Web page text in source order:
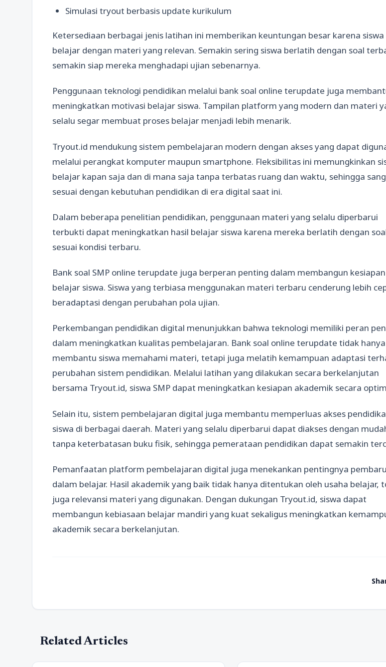
Simulasi tryout berbasis update kurikulum
Ketersediaan berbagai jenis latihan ini memberikan keuntungan besar karena siswa
belajar dengan materi yang relevan. Semakin sering siswa berlatih dengan soal
semakin siap mereka menghadapi ujian sebenarnya.
Penggunaan teknologi pendidikan melalui bank soal online terupdate juga
meningkatkan motivasi belajar siswa. Tampilan platform yang modern dan materi
selalu segar membuat proses belajar menjadi lebih menarik.
Tryout.id mendukung sistem pembelajaran modern dengan akses yang dapat
melalui perangkat komputer maupun smartphone. Fleksibilitas ini memungkinkan
belajar kapan saja dan di mana saja tanpa terbatas ruang dan waktu, sehingga
sesuai dengan kebutuhan pendidikan di era digital saat ini.
Dalam beberapa penelitian pendidikan, penggunaan materi yang selalu diperbarui
terbukti dapat meningkatkan hasil belajar siswa karena mereka berlatih dengan
sesuai kondisi terbaru.
Bank soal SMP online terupdate juga berperan penting dalam membangun kesiapan
belajar siswa. Siswa yang terbiasa menggunakan materi terbaru cenderung lebih
beradaptasi dengan perubahan pola ujian.
Perkembangan pendidikan digital menunjukkan bahwa teknologi memiliki peran
dalam meningkatkan kualitas pembelajaran. Bank soal online terupdate tidak hanya
membantu siswa memahami materi, tetapi juga melatih kemampuan adaptasi
perubahan sistem pendidikan. Melalui latihan yang dilakukan secara berkelanjutan
bersama Tryout.id, siswa SMP dapat meningkatkan kesiapan akademik secara
Selain itu, sistem pembelajaran digital juga membantu memperluas akses
siswa di berbagai daerah. Materi yang selalu diperbarui dapat diakses dengan
tanpa keterbatasan buku fisik, sehingga pemerataan pendidikan dapat semakin
Pemanfaatan platform pembelajaran digital juga menekankan pentingnya
dalam belajar. Hasil akademik yang baik tidak hanya ditentukan oleh usaha belajar,
juga relevansi materi yang digunakan. Dengan dukungan Tryout.id, siswa dapat
membangun kebiasaan belajar mandiri yang kuat sekaligus meningkatkan
akademik secara berkelanjutan.
Related Articles